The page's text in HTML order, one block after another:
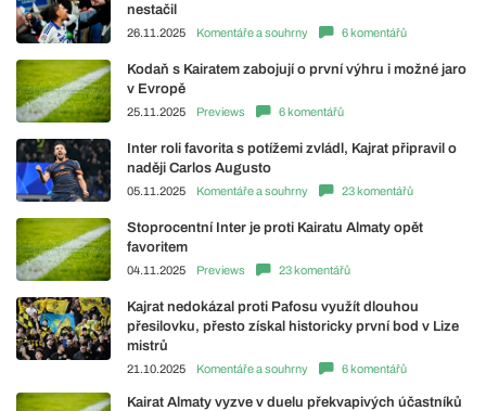
nestačil
26.11.2025 Komentáře a souhrny 6 komentářů
Kodaň s Kairatem zabojují o první výhru i možné jaro
v Evropě
25.11.2025 Previews 6 komentářů
Inter roli favorita s potížemi zvládl, Kajrat připravil o
naději Carlos Augusto
05.11.2025 Komentáře a souhrny 23 komentářů
Stoprocentní Inter je proti Kairatu Almaty opět
favoritem
04.11.2025 Previews 23 komentářů
Kajrat nedokázal proti Pafosu využít dlouhou
přesilovku, přesto získal historicky první bod v Lize
mistrů
21.10.2025 Komentáře a souhrny 6 komentářů
Kairat Almaty vyzve v duelu překvapivých účastníků